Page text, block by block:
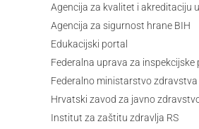
Agencija za kvalitet i akreditaciju
Agencija za sigurnost hrane BIH
Edukacijski portal
Federalna uprava za inspekcijske
Federalno ministarstvo zdravstva
Hrvatski zavod za javno
Institut za zaštitu zdravlja RS